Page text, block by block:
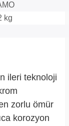
kg
ileri teknoloji
zorlu ömür
korozyon